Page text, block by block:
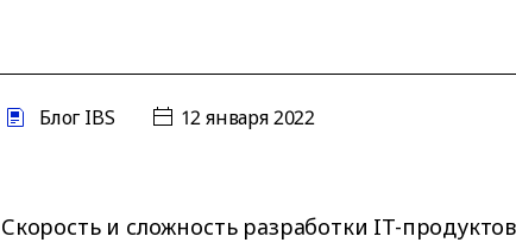
Блог IBS 12 января 2022
Скорость и сложность разработки IT-